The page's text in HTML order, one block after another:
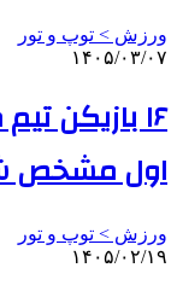
ورزش > توپ و تور
۱۴۰۵/۰۳/۰۷
۱۶ بازیکن
اول مشخص
ورزش > توپ و تور
۱۴۰۵/۰۲/۱۹